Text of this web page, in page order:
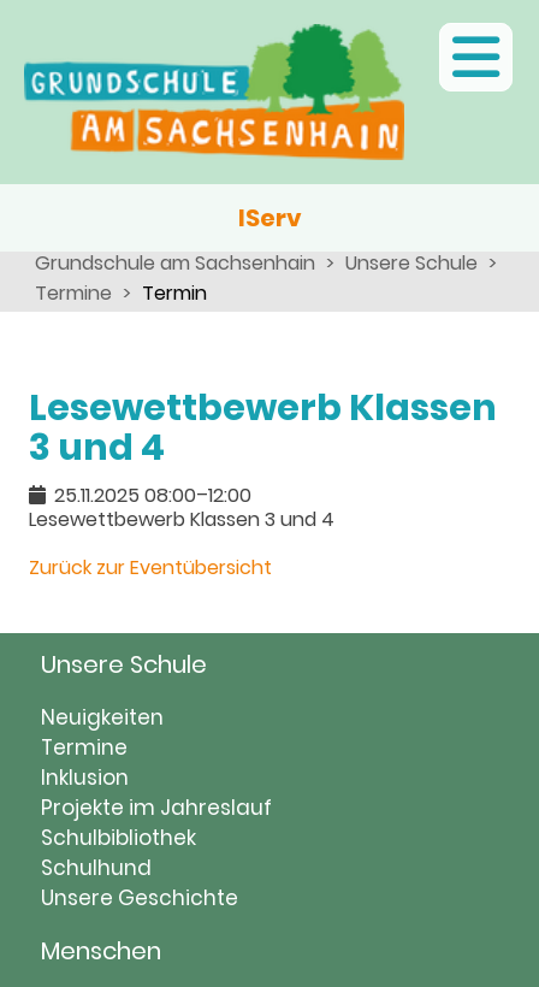
IServ
Grundschule am Sachsenhain
Unsere Schule
Termine
Termin
Lesewettbewerb Klassen
3 und 4
25.11.2025 08:00–12:00
Lesewettbewerb Klassen 3 und 4
Zurück zur Eventübersicht
Unsere Schule
Navigation
überspringen
Neuigkeiten
Termine
Inklusion
Projekte im Jahreslauf
Schulbibliothek
Schulhund
Unsere Geschichte
Menschen
Kinder
Eltern
Schulsozialarbeit
Schulseelsorge
Angebote, Projekte, Aktionen, Arbeitsgemeinschaften